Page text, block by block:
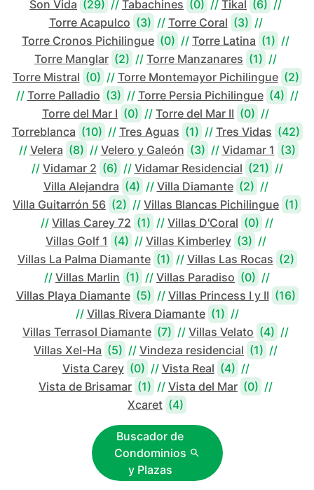
Son Vida (29) // Tabachines (0) // Tikal (6) //
Torre Acapulco (3) // Torre Coral (3) //
Torre Cronos Pichilingue (0) // Torre Latina (1) //
Torre Manglar (2) // Torre Manzanares (1) //
Torre Mistral (0) // Torre Montemayor Pichilingue (2)
// Torre Palladio (3) // Torre Persia Pichilingue (4) //
Torre del Mar I (0) // Torre del Mar II (0) //
Torreblanca (10) // Tres Aguas (1) // Tres Vidas (42)
// Velera (8) // Velero y Galeón (3) // Vidamar 1 (3)
// Vidamar 2 (6) // Vidamar Residencial (21) //
Villa Alejandra (4) // Villa Diamante (2) //
Villa Guitarrón 56 (2) // Villas Blancas Pichilingue (1)
// Villas Carey 72 (1) // Villas D'Coral (0) //
Villas Golf 1 (4) // Villas Kimberley (3) //
Villas La Palma Diamante (1) // Villas Las Rocas (2)
// Villas Marlin (1) // Villas Paradiso (0) //
Villas Playa Diamante (5) // Villas Princess I y II (16)
// Villas Rivera Diamante (1) //
Villas Terrasol Diamante (7) // Villas Velato (4) //
Villas Xel-Ha (5) // Vindeza residencial (1) //
Vista Carey (0) // Vista Real (4) //
Vista de Brisamar (1) // Vista del Mar (0) //
Xcaret (4)
Buscador de
Condominios
y Plazas